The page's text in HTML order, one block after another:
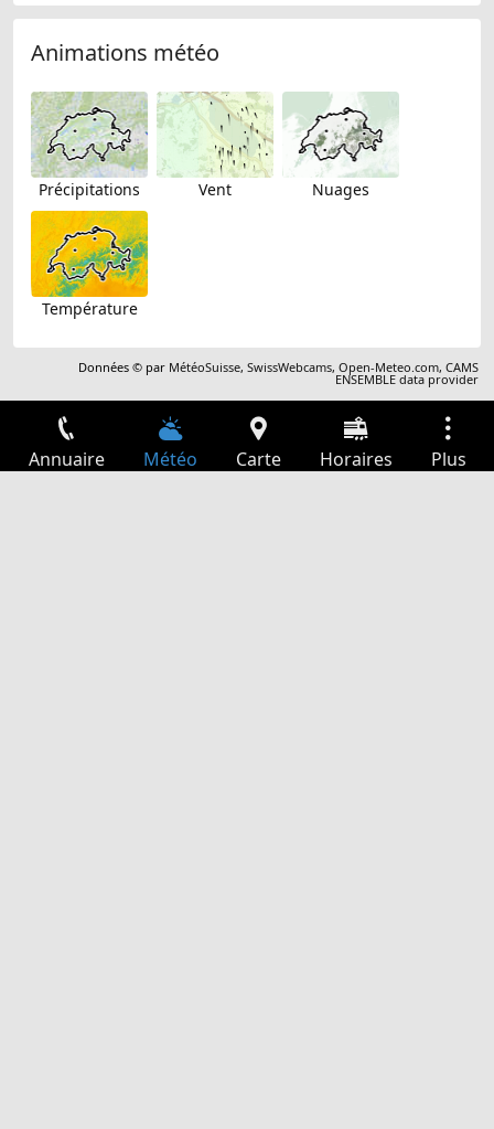
Animations météo
Précipitations Vent Nuages
Température
Données © par MétéoSuisse,SwissWebcams,Open-Meteo.com,CAMS
ENSEMBLE data provider
Annuaire Météo Carte Horaires Plus